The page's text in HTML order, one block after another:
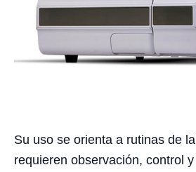
Su uso se orienta a rutinas de
requieren observación, control